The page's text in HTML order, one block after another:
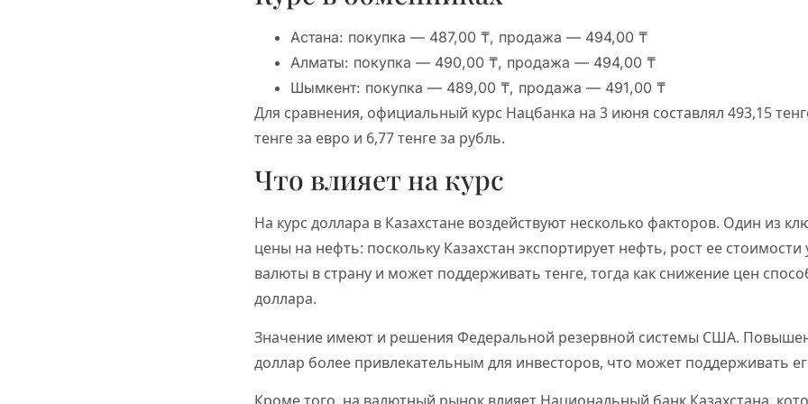
Астана: покупка — 487,00 ₸, продажа — 494,00 ₸
Алматы: покупка — 490,00 ₸, продажа — 494,00 ₸
Шымкент: покупка — 489,00 ₸, продажа — 491,00 ₸
Для сравнения, официальный курс Нацбанка на 3 июня составлял 493,15
тенге за евро и 6,77 тенге за рубль.
Что влияет на курс
На курс доллара в Казахстане воздействуют несколько факторов. Один из
цены на нефть: поскольку Казахстан экспортирует нефть, рост ее
валюты в страну и может поддерживать тенге, тогда как снижение цен
доллара.
Значение имеют и решения Федеральной резервной системы США.
доллар более привлекательным для инвесторов, что может поддерживать